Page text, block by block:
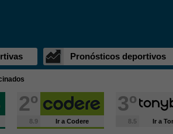
Pronósticos deportivos
2º
8.9 Ir a Codere
3º
8.5 Ir a